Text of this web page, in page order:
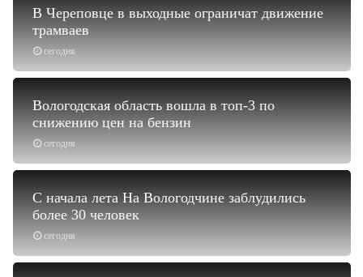
сегодня
В Череповце в выходные ограничат движение
трамваев
сегодня
Вологодская область вошла в топ-3 по
снижению цен на бензин
сегодня
С начала лета На Вологодчине заблудились
более 30 человек